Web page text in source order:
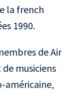
la french
1990.
de Air
musiciens
américaine,